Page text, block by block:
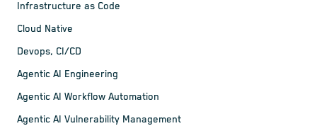
Infrastructure as Code
Cloud Native
Devops, CI/CD
Agentic AI Engineering
Agentic AI Workflow Automation
Agentic AI Vulnerability Management